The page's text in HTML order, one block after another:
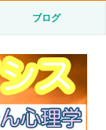
ブログ